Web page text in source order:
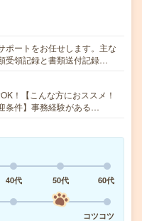
ポートをお任せします。主な
受領記録と書類送付記録…
！【こんな方におススメ！
条件】事務経験がある…
40代 50代
60代
コツコツ